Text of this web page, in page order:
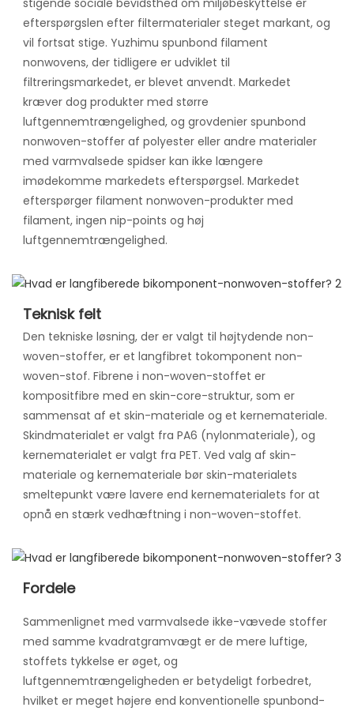
stigende sociale bevidsthed om miljøbeskyttelse er
efterspørgslen efter filtermaterialer steget markant, og
vil fortsat stige. Yuzhimu spunbond filament
nonwovens, der tidligere er udviklet til
filtreringsmarkedet, er blevet anvendt. Markedet
kræver dog produkter med større
luftgennemtrængelighed, og grovdenier spunbond
nonwoven-stoffer af polyester eller andre materialer
med varmvalsede spidser kan ikke længere
imødekomme markedets efterspørgsel. Markedet
efterspørger filament nonwoven-produkter med
filament, ingen nip-points og høj
luftgennemtrængelighed.
Teknisk felt
Den tekniske løsning, der er valgt til højtydende non-
woven-stoffer, er et langfibret tokomponent non-
woven-stof. Fibrene i non-woven-stoffet er
kompositfibre med en skin-core-struktur, som er
sammensat af et skin-materiale og et kernemateriale.
Skindmaterialet er valgt fra PA6 (nylonmateriale), og
kernematerialet er valgt fra PET. Ved valg af skin-
materiale og kernemateriale bør skin-materialets
smeltepunkt være lavere end kernematerialets for at
opnå en stærk vedhæftning i non-woven-stoffet.
Fordele
Sammenlignet med varmvalsede ikke-vævede stoffer
med samme kvadratgramvægt er de mere luftige,
stoffets tykkelse er øget, og
luftgennemtrængeligheden er betydeligt forbedret,
hvilket er meget højere end konventionelle spunbond-